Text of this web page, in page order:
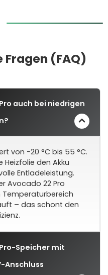
(FAQ)
auch bei niedrigen
von −20 °C bis 55 °C.
den Akku
Entladeleistung.
Avocado 22 Pro
– das schont den
Speicher mit
Anschluss